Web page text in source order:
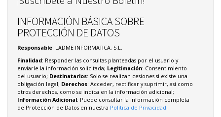
INFORMACIÓN BÁSICA SOBRE
PROTECCIÓN DE DATOS
Responsable: LADME INFORMATICA, S.L.
Finalidad: Responder las consultas planteadas por el usuario y
enviarle la información solicitada; Legitimación: Consentimiento
del usuario; Destinatarios: Solo se realizan cesiones si existe una
obligación legal; Derechos: Acceder, rectificar y suprimir, así como
otros derechos, como se indica en la información adicional;
Información Adicional: Puede consultar la información completa
de Protección de Datos en nuestra Política de Privacidad.